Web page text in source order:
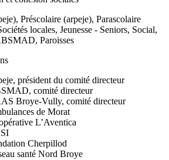
Préscolaire (arpeje), Parascolaire
locales, Jeunesse - Seniors, Social,
Paroisses
président du comité directeur
comité directeur
Broye-Vully, comité directeur
de Morat
L’Aventica
Cherpillod
santé Nord Broye